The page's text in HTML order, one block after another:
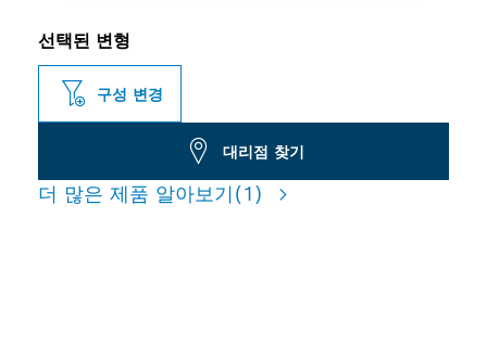
선택된 변형
구성 변경
대리점 찾기
더 많은 제품 알아보기(1)